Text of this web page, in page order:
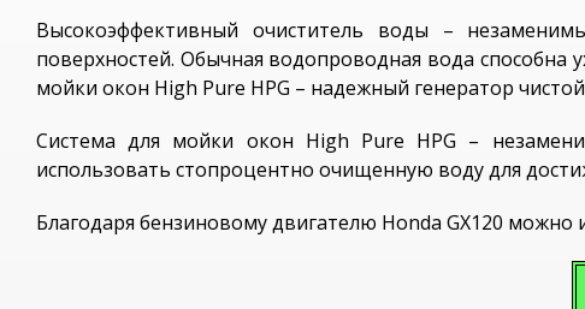
Высокоэффективный очиститель воды –
поверхностей. Обычная водопроводная вода способна
мойки окон High Pure HPG – надежный генератор
Система для мойки окон High Pure HPG –
использовать стопроцентно очищенную воду для
Благодаря бензиновому двигателю Honda GX120 можно